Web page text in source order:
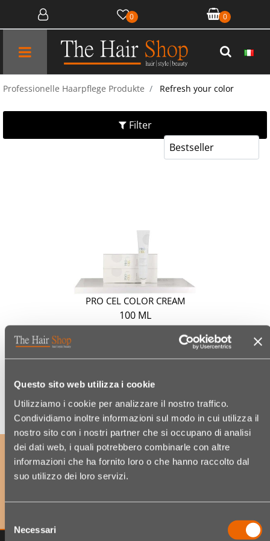
Questo sito web utilizza i cookie
Utilizziamo i cookie per analizzare il nostro traffico.
Condividiamo inoltre informazioni sul modo in cui utilizza il
nostro sito con i nostri partner che si occupano di analisi
dei dati web, i quali potrebbero combinarle con altre
informazioni che ha fornito loro o che hanno raccolto dal
suo utilizzo dei loro servizi.
delNecessari
0 0
Open menu
Professionelle Haarpflege Produkte Refresh your color
Filter
PRO CEL COLOR CREAM
100 ML
Die Creme-Haarfarbe der neuesten Generation!
WAEHLE NUANCE
€ 8,95
(€ 8,95/100 ML)
ABONNIERE UNSEREN NEWSLETTER
um exklusive Angebote sowie Neuheiten als Erster zu